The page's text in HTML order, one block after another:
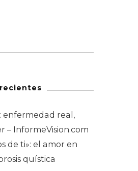
enfermedad real,
– InformeVision.com
de ti»: el amor en
quística